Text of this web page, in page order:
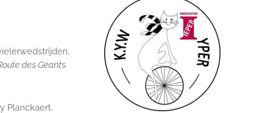
des Géants
Planckaert,